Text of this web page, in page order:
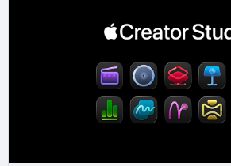
les temps directement sur la
temps énorme.
recherche dans les
taper un mot ou une phrase pour